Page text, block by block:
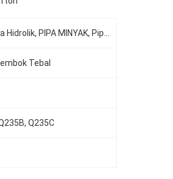
Tebal
Q235C